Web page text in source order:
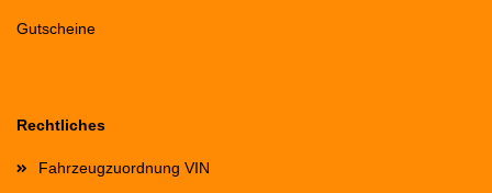
Gutscheine
Rechtliches
Fahrzeugzuordnung VIN